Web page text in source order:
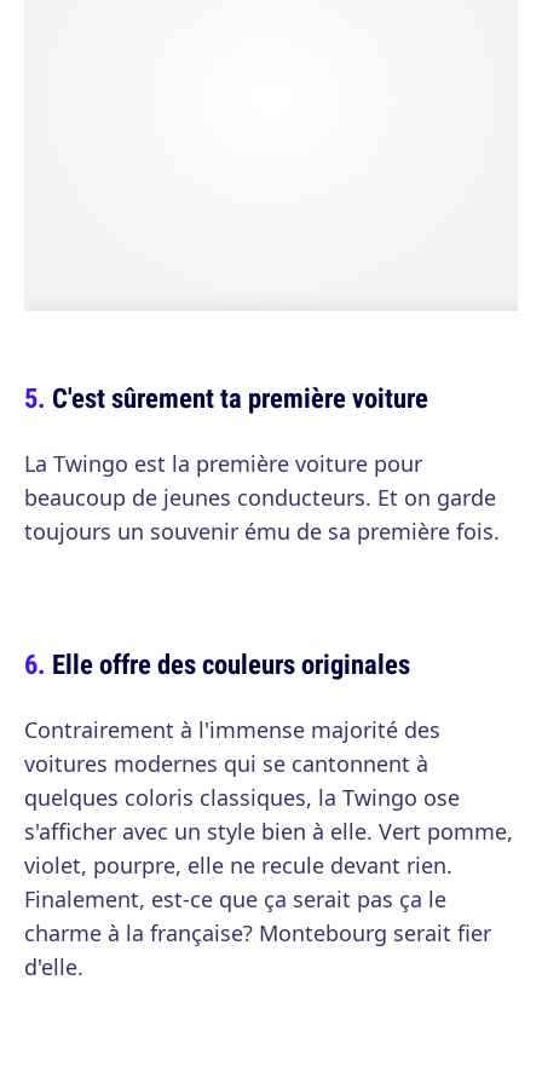
C'est sûrement ta première voiture
La Twingo est la première voiture pour
beaucoup de jeunes conducteurs. Et on garde
toujours un souvenir ému de sa première fois.
Elle offre des couleurs originales
Contrairement à l'immense majorité des
voitures modernes qui se cantonnent à
quelques coloris classiques, la Twingo ose
s'afficher avec un style bien à elle. Vert pomme,
violet, pourpre, elle ne recule devant rien.
Finalement, est-ce que ça serait pas ça le
charme à la française? Montebourg serait fier
d'elle.